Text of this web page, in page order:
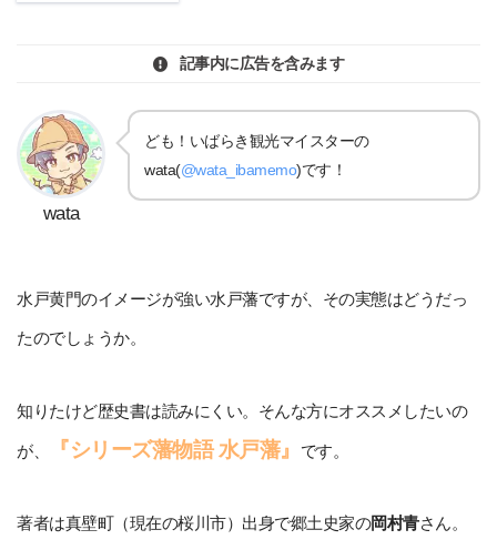
記事内に広告を含みます
wata
ども！いばらき観光マイスターの
wata(@wata_ibamemo)です！
水戸黄門のイメージが強い水戸藩ですが、その実態はどうだっ
たのでしょうか。
知りたけど歴史書は読みにくい。そんな方にオススメしたいの
が、 『シリーズ藩物語 水戸藩』 です。
著者は真壁町（現在の桜川市）出身で郷土史家の岡村青さん。